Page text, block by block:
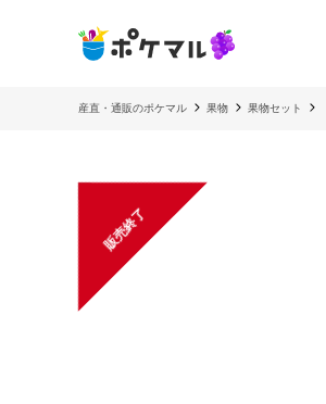
産直・通販のポケマル 果物 果物セット
販売終了